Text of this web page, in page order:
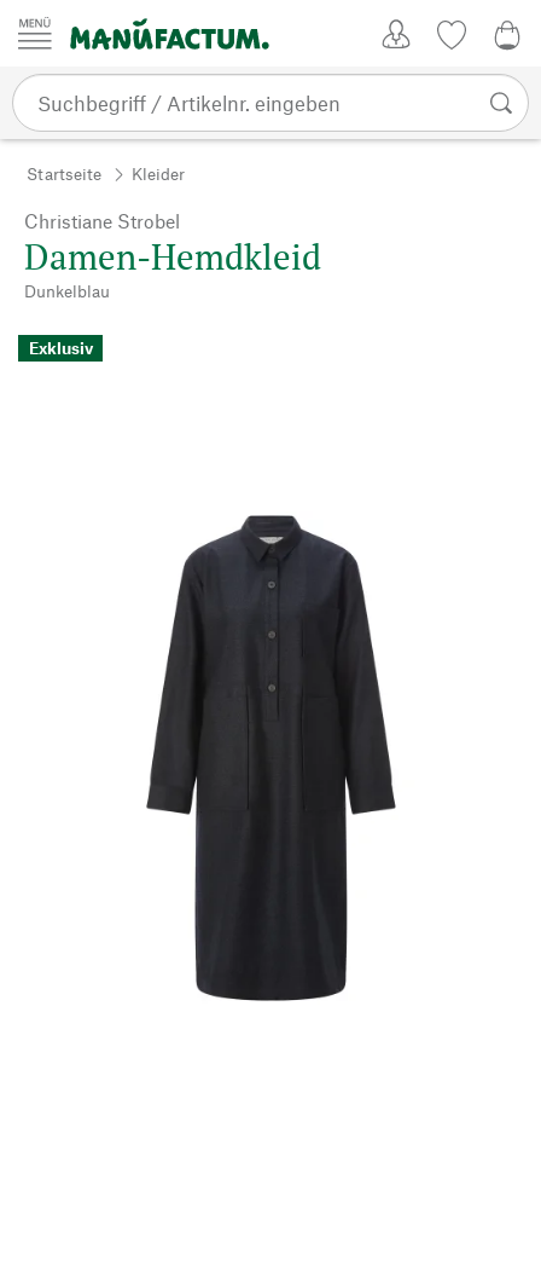
Zum Inhalt springen
Startseite Kleider
Christiane Strobel
Damen-Hemdkleid
Dunkelblau
Exklusiv